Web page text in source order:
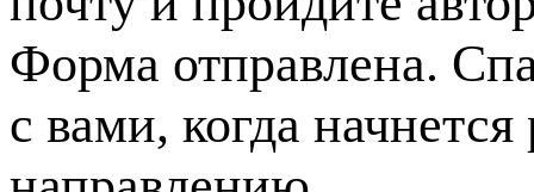
Форма отправлена.
с вами, когда